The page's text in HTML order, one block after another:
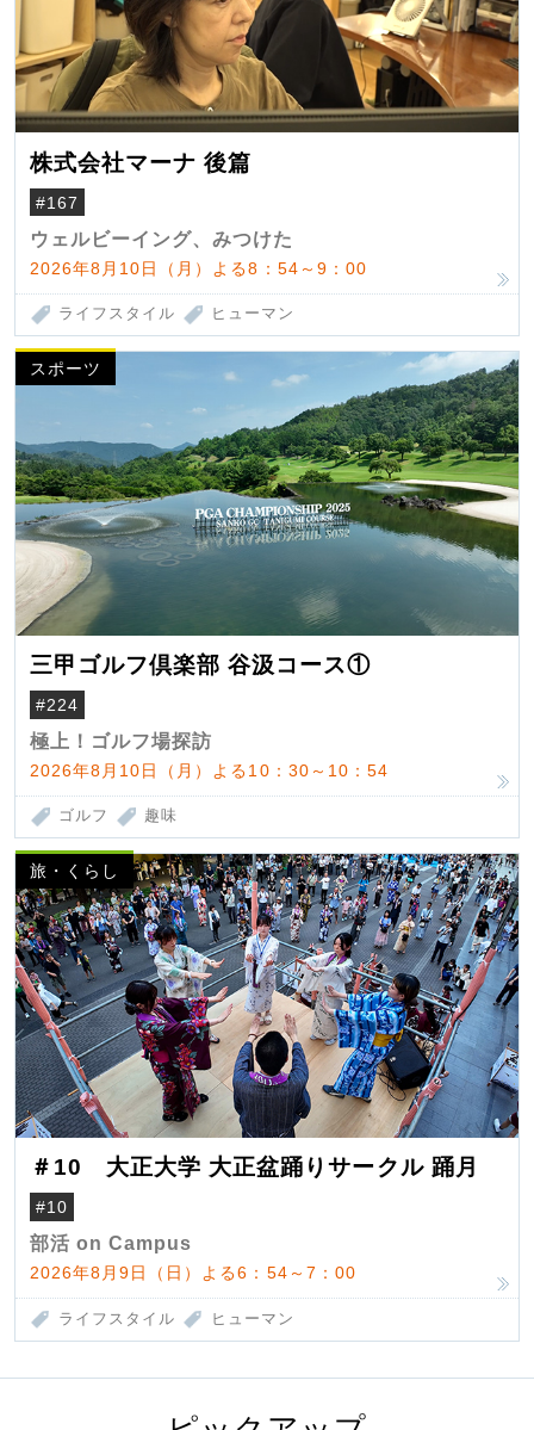
株式会社マーナ 後篇
#167
ウェルビーイング、みつけた
2026年8月10日（月）よる8：54～9：00
ライフスタイル ヒューマン
スポーツ
三甲ゴルフ倶楽部 谷汲コース①
#224
極上！ゴルフ場探訪
2026年8月10日（月）よる10：30～10：54
ゴルフ 趣味
旅・くらし
＃10 大正大学 大正盆踊りサークル 踊月
#10
部活 on Campus
2026年8月9日（日）よる6：54～7：00
ライフスタイル ヒューマン